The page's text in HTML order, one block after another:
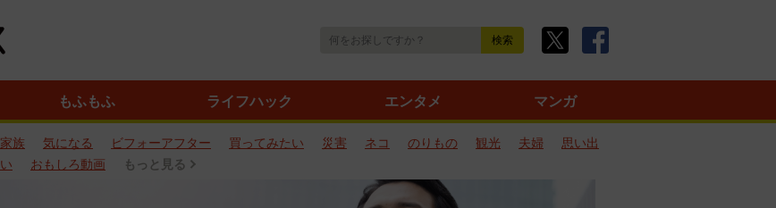
もふもふ ライフハック エンタメ マンガ
家族 気になる ビフォーアフター 買ってみたい 災害 ネコ のりもの 観光 夫婦
思い出
おもしろ動画 もっと見る